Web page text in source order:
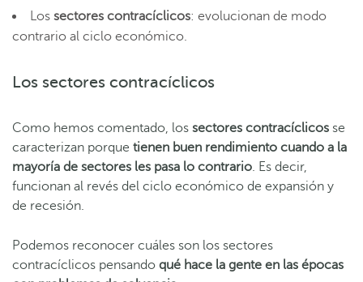
Los sectores contracíclicos: evolucionan de modo
contrario al ciclo económico.
Los sectores contracíclicos
Como hemos comentado, los sectores contracíclicos se
caracterizan porque tienen buen rendimiento cuando a la
mayoría de sectores les pasa lo contrario. Es decir,
funcionan al revés del ciclo económico de expansión y
de recesión.
Podemos reconocer cuáles son los sectores
contracíclicos pensando qué hace la gente en las épocas